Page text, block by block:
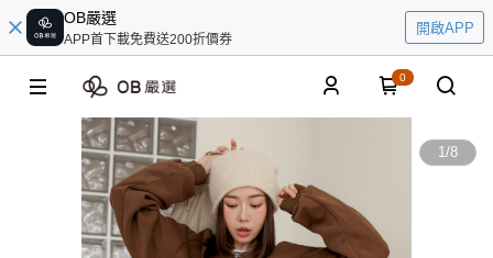
OB嚴選
APP首下載免費送200折價券
開啟APP
0
1/8